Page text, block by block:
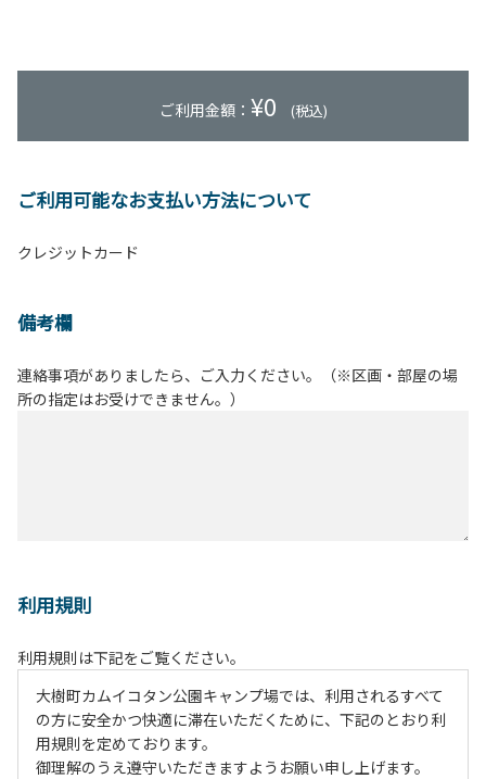
ご利用金額： ¥0 (税込)
ご利用可能なお支払い方法について
クレジットカード
備考欄
連絡事項がありましたら、ご入力ください。（※区画・部屋の場
所の指定はお受けできません。）
利用規則
利用規則は下記をご覧ください。
大樹町カムイコタン公園キャンプ場では、利用されるすべて
の方に安全かつ快適に滞在いただくために、下記のとおり利
用規則を定めております。
御理解のうえ遵守いただきますようお願い申し上げます。